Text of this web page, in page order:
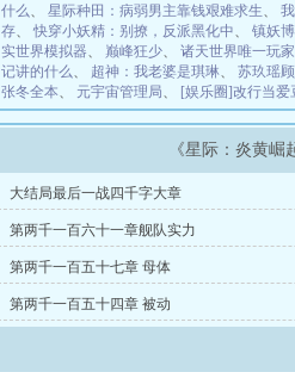
什么、 星际种田：病弱男主靠钱艰难求生、
存、 快穿小妖精：别撩，反派黑化中、 镇妖
实世界模拟器、 巅峰狂少、 诸天世界唯一玩家
记讲的什么、 超神：我老婆是琪琳、 苏玖瑶
张冬全本、 元宇宙管理局、 [娱乐圈]改行当
《星际：炎黄
大结局最后一战四千字大章
第两千一百六十一章舰队实力
第两千一百五十七章 母体
第两千一百五十四章 被动